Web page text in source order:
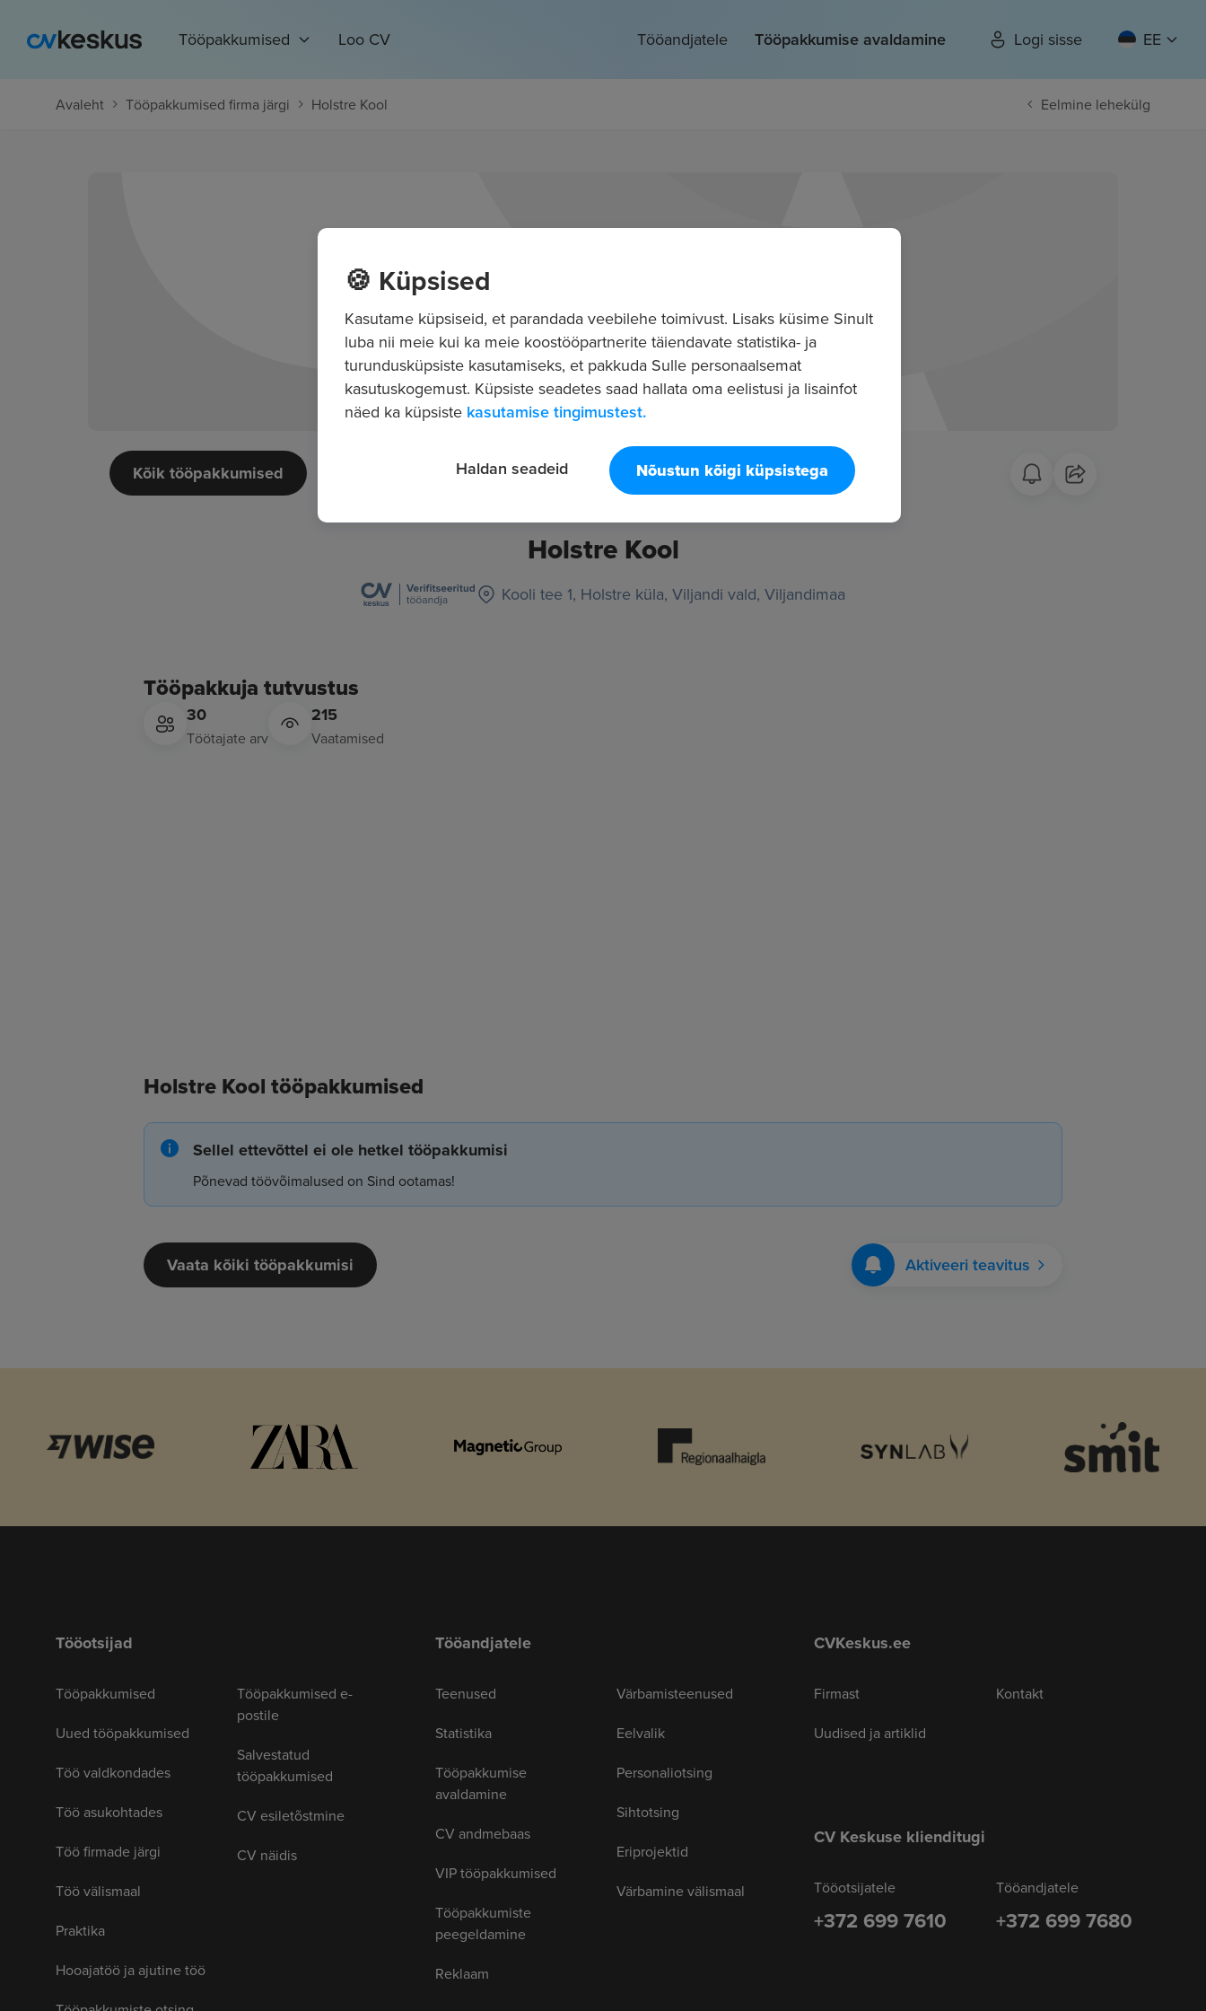
Tööpakkumised Loo CV Tööandjatele Tööpakkumise avaldamine Logi sisse EE
Avaleht Tööpakkumised firma järgi Holstre Kool Eelmine lehekülg
Kõik tööpakkumised
Holstre Kool
Kooli tee 1, Holstre küla, Viljandi vald, Viljandimaa
Tööpakkuja tutvustus
30
Töötajate arv
215
Vaatamised
Holstre Kool tööpakkumised
Sellel ettevõttel ei ole hetkel tööpakkumisi
Põnevad töövõimalused on Sind ootamas!
Vaata kõiki tööpakkumisi Aktiveeri teavitus
Tööotsijad
Tööpakkumised
Uued tööpakkumised
Töö valdkondades
Töö asukohtades
Töö firmade järgi
Töö välismaal
Praktika
Hooajatöö ja ajutine töö
Tööpakkumised e-
postile
Salvestatud
tööpakkumised
CV esiletõstmine
CV näidis
Tööandjatele
Teenused
Statistika
Tööpakkumise
avaldamine
CV andmebaas
VIP tööpakkumised
Tööpakkumiste
peegeldamine
Reklaam
Värbamisteenused
Eelvalik
Personaliotsing
Sihtotsing
Eriprojektid
Värbamine välismaal
CVKeskus.ee
Firmast
Uudised ja artiklid
Kontakt
CV Keskuse klienditugi
Tööotsijatele
+372 699 7610
Tööandjatele
+372 699 7680
🍪 Küpsised
Kasutame küpsiseid, et parandada veebilehe toimivust. Lisaks küsime Sinult
luba nii meie kui ka meie koostööpartnerite täiendavate statistika- ja
turundusküpsiste kasutamiseks, et pakkuda Sulle personaalsemat
kasutuskogemust. Küpsiste seadetes saad hallata oma eelistusi ja lisainfot
näed ka küpsiste kasutamise tingimustest.
Nõustun kõigi küpsistega
Haldan seadeid